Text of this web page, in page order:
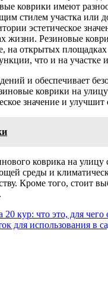
коврики имеют
стилем участка
эстетическое
жизни. Резиновые
на открытых
что и на участке
и обеспечивает
коврики на
значение и
коврика на улицу
среды и
Кроме того, стоит
20 кур: что это, для
для использования в